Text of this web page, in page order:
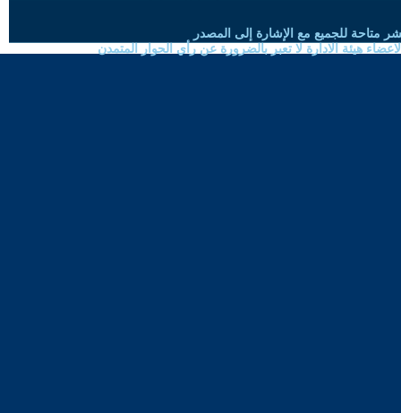
متاحة للجميع مع الإشارة إلى المصدر
هيئة الادارة لا تعبر بالضرورة عن رأي الحوار المتمدن